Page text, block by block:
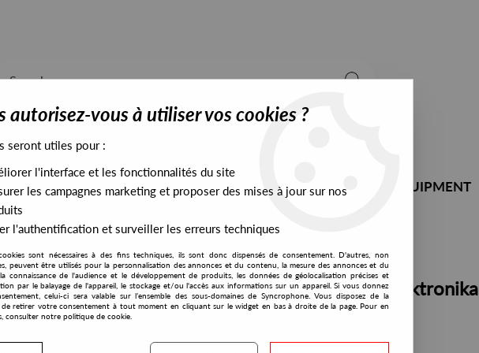
STOCK EXCLUSIVES PRESALES EXCLUSIVES DJ EQUIPMENT
- Jewel Classic EP
Phonogramme
Professor Inc Feat Lady Blacktronika
Jewel Classic EP
10,00 €incl. taxes
autorisez-vous à utiliser vos cookies ?
seront utiles pour :
l'interface et les fonctionnalités du site
les campagnes marketing et proposer des mises à jour sur nos
l'authentification et surveiller les erreurs techniques
sont nécessaires à des fins techniques, ils sont donc dispensés de consentement. D'autres, non
peuvent être utilisés pour la personnalisation des annonces et du contenu, la mesure des annonces et du
connaissance de l'audience et le développement de produits, les données de géolocalisation précises et
par le balayage de l'appareil, le stockage et/ou l'accès aux informations sur un appareil. Si vous donnez
celui-ci sera valable sur l’ensemble des sous-domaines de Syncrophone. Vous disposez de la
de retirer votre consentement à tout moment en cliquant sur le widget en bas à droite de la page. Pour en
consulter notre politique de cookie.